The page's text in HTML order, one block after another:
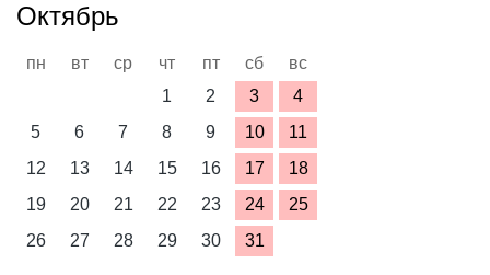
Октябрь
пн вт ср чт пт сб
вс
1
2 3
4
5
6 7 8 9 10
11
12
13 14 15 16 17
18
19
20 21 22 23 24
25
26
27 28 29 30 31